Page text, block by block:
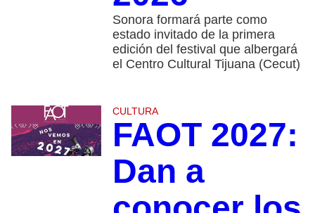
Sonora formará parte como
estado invitado de la primera
edición del festival que albergará
el Centro Cultural Tijuana (Cecut)
CULTURA
FAOT 2027:
Dan a